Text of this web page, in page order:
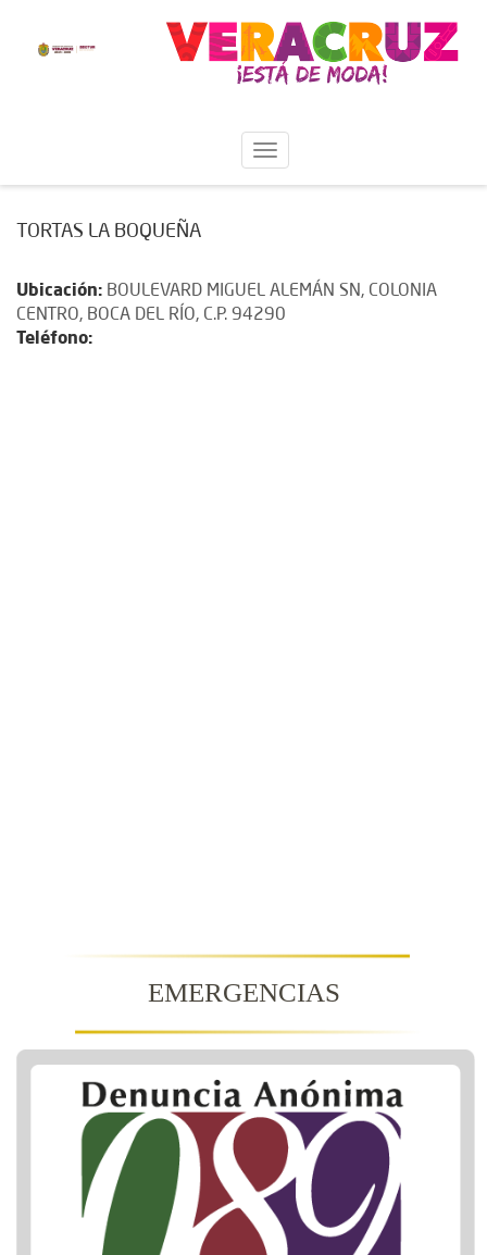
TORTAS LA BOQUEÑA
Ubicación: BOULEVARD MIGUEL ALEMÁN SN, COLONIA
CENTRO, BOCA DEL RÍO, C.P. 94290
Teléfono:
EMERGENCIAS